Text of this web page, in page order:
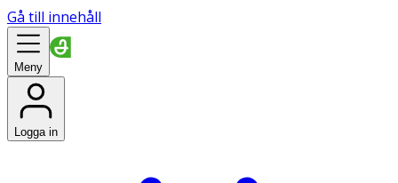
Gå till innehåll
Meny
Logga in